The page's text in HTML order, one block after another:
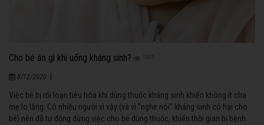
Cho bé ăn gì khi uống kháng sinh?
8/12/2020
Việc bé bị rối loạn tiêu hóa khi dùng thuốc kháng sinh khiến không ít cha
mẹ lo lắng. Có nhiều người vì vậy (và vì “nghe nói” kháng sinh có hại cho
bé) nên đã tự động dừng việc cho bé dùng thuốc, khiến thời gian bị bệnh